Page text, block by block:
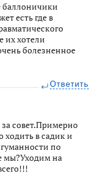
баллоничики
есть где в
их хотели
болезненное
Ответить
совет.Примерно
ходить в садик и
по
мы?Уходим на